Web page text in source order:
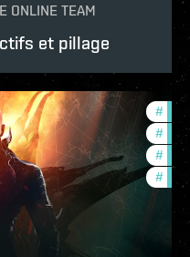
ONLINE TEAM
et pillage
#
# in-
#
#